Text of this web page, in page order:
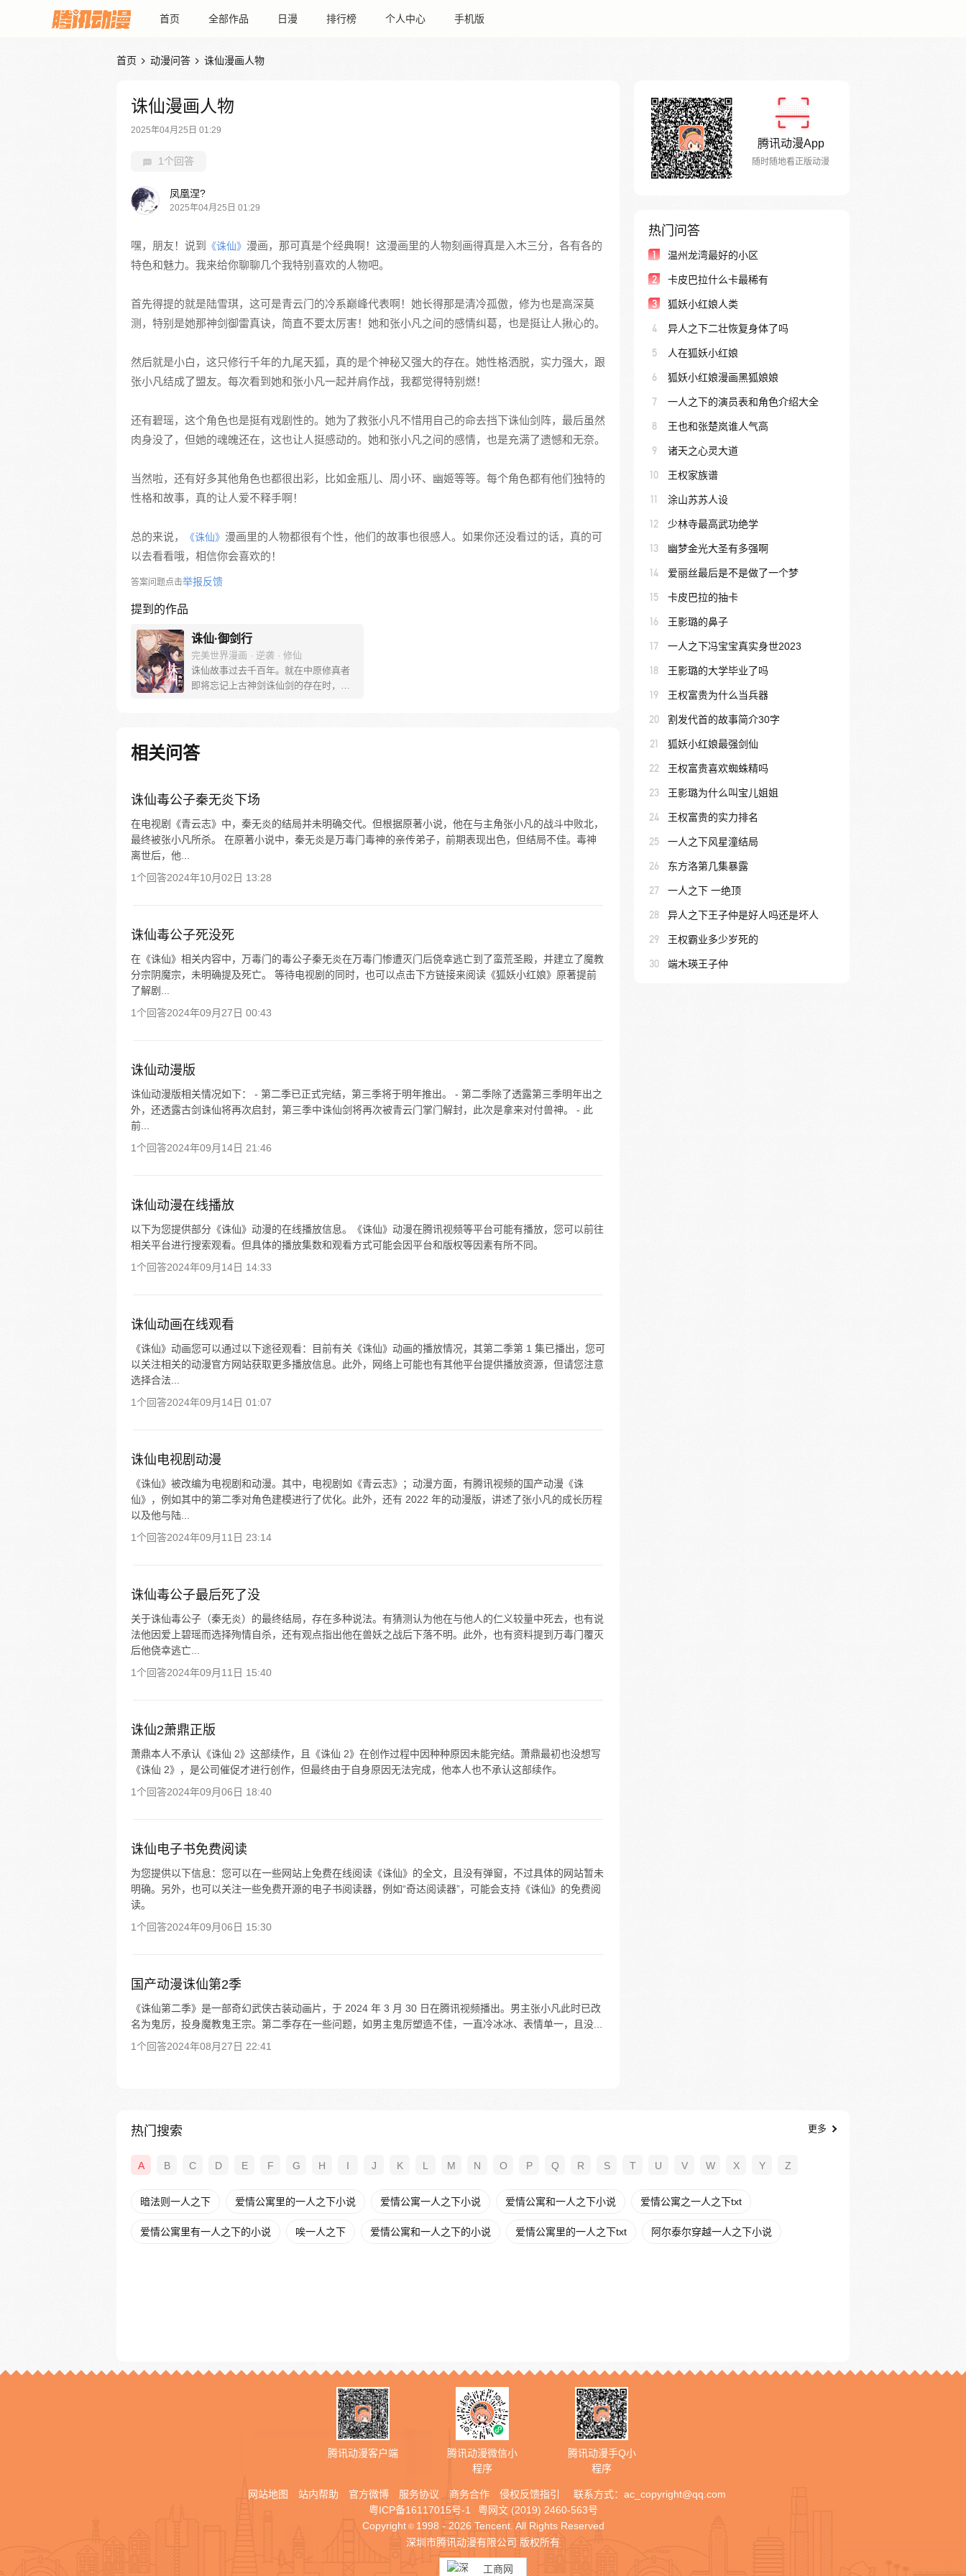
首页 全部作品 日漫 排行榜 个人中心 手机版
首页  动漫问答  诛仙漫画人物
诛仙漫画人物
2025年04月25日 01:29
1个回答
凤凰涅?
2025年04月25日 01:29
嘿，朋友！说到 《诛仙》 漫画，那可真是个经典啊！这漫画里的人物刻画得真是入木三分，各有各的
特色和魅力。我来给你聊聊几个我特别喜欢的人物吧。
首先得提的就是陆雪琪，这可是青云门的冷系巅峰代表啊！她长得那是清冷孤傲，修为也是高深莫
测，特别是她那神剑御雷真诀，简直不要太厉害！她和张小凡之间的感情纠葛，也是挺让人揪心的。
然后就是小白，这只修行千年的九尾天狐，真的是个神秘又强大的存在。她性格洒脱，实力强大，跟
张小凡结成了盟友。每次看到她和张小凡一起并肩作战，我都觉得特别燃！
还有碧瑶，这个角色也是挺有戏剧性的。她为了救张小凡不惜用自己的命去挡下诛仙剑阵，最后虽然
肉身没了，但她的魂魄还在，这也让人挺感动的。她和张小凡之间的感情，也是充满了遗憾和无奈。
当然啦，还有好多其他角色也都很出彩，比如金瓶儿、周小环、幽姬等等。每个角色都有他们独特的
性格和故事，真的让人爱不释手啊！
总的来说， 《诛仙》 漫画里的人物都很有个性，他们的故事也很感人。如果你还没看过的话，真的可
以去看看哦，相信你会喜欢的！
答案问题点击举报反馈
提到的作品
诛仙·御剑行
完美世界漫画 · 逆袭 · 修仙
诛仙故事过去千百年。就在中原修真者
即将忘记上古神剑诛仙剑的存在时，一
琰，怀揣着一块发着恶臭的腌泡菜石
斩棘之下，他结识了人生中两个重要的
伙伴，一身正气的端木弘，还有呆萌可
故事开始了……
相关问答
诛仙毒公子秦无炎下场
在电视剧《青云志》中，秦无炎的结局并未明确交代。但根据原著小说，他在与主角张小凡的战斗中败北，
最终被张小凡所杀。 在原著小说中，秦无炎是万毒门毒神的亲传弟子，前期表现出色，但结局不佳。毒神
离世后，他...
1个回答2024年10月02日 13:28
诛仙毒公子死没死
在《诛仙》相关内容中，万毒门的毒公子秦无炎在万毒门惨遭灭门后侥幸逃亡到了蛮荒圣殿，并建立了魔教
分宗阴魔宗，未明确提及死亡。 等待电视剧的同时，也可以点击下方链接来阅读《狐妖小红娘》原著提前
了解剧...
1个回答2024年09月27日 00:43
诛仙动漫版
诛仙动漫版相关情况如下： - 第二季已正式完结，第三季将于明年推出。 - 第二季除了透露第三季明年出之
外，还透露古剑诛仙将再次启封，第三季中诛仙剑将再次被青云门掌门解封，此次是拿来对付兽神。 - 此
前...
1个回答2024年09月14日 21:46
诛仙动漫在线播放
以下为您提供部分《诛仙》动漫的在线播放信息。《诛仙》动漫在腾讯视频等平台可能有播放，您可以前往
相关平台进行搜索观看。但具体的播放集数和观看方式可能会因平台和版权等因素有所不同。
1个回答2024年09月14日 14:33
诛仙动画在线观看
《诛仙》动画您可以通过以下途径观看：目前有关《诛仙》动画的播放情况，其第二季第 1 集已播出，您可
以关注相关的动漫官方网站获取更多播放信息。此外，网络上可能也有其他平台提供播放资源，但请您注意
选择合法...
1个回答2024年09月14日 01:07
诛仙电视剧动漫
《诛仙》被改编为电视剧和动漫。其中，电视剧如《青云志》；动漫方面，有腾讯视频的国产动漫《诛
仙》，例如其中的第二季对角色建模进行了优化。此外，还有 2022 年的动漫版，讲述了张小凡的成长历程
以及他与陆...
1个回答2024年09月11日 23:14
诛仙毒公子最后死了没
关于诛仙毒公子（秦无炎）的最终结局，存在多种说法。有猜测认为他在与他人的仁义较量中死去，也有说
法他因爱上碧瑶而选择殉情自杀，还有观点指出他在兽妖之战后下落不明。此外，也有资料提到万毒门覆灭
后他侥幸逃亡...
1个回答2024年09月11日 15:40
诛仙2萧鼎正版
萧鼎本人不承认《诛仙 2》这部续作，且《诛仙 2》在创作过程中因种种原因未能完结。萧鼎最初也没想写
《诛仙 2》，是公司催促才进行创作，但最终由于自身原因无法完成，他本人也不承认这部续作。
1个回答2024年09月06日 18:40
诛仙电子书免费阅读
为您提供以下信息：您可以在一些网站上免费在线阅读《诛仙》的全文，且没有弹窗，不过具体的网站暂未
明确。另外，也可以关注一些免费开源的电子书阅读器，例如“奇达阅读器”，可能会支持《诛仙》的免费阅
读。
1个回答2024年09月06日 15:30
国产动漫诛仙第2季
《诛仙第二季》是一部奇幻武侠古装动画片，于 2024 年 3 月 30 日在腾讯视频播出。男主张小凡此时已改
名为鬼厉，投身魔教鬼王宗。第二季存在一些问题，如男主鬼厉塑造不佳，一直冷冰冰、表情单一，且没...
1个回答2024年08月27日 22:41
腾讯动漫App
随时随地看正版动漫
热门问答
1 温州龙湾最好的小区
2 卡皮巴拉什么卡最稀有
3 狐妖小红娘人类
4 异人之下二壮恢复身体了吗
5 人在狐妖小红娘
6 狐妖小红娘漫画黑狐娘娘
7 一人之下的演员表和角色介绍大全
8 王也和张楚岚谁人气高
9 诸天之心灵大道
10 王权家族谱
11 涂山苏苏人设
12 少林寺最高武功绝学
13 幽梦金光大圣有多强啊
14 爱丽丝最后是不是做了一个梦
15 卡皮巴拉的抽卡
16 王影璐的鼻子
17 一人之下冯宝宝真实身世2023
18 王影璐的大学毕业了吗
19 王权富贵为什么当兵器
20 割发代首的故事简介30字
21 狐妖小红娘最强剑仙
22 王权富贵喜欢蜘蛛精吗
23 王影璐为什么叫宝儿姐姐
24 王权富贵的实力排名
25 一人之下风星潼结局
26 东方洛第几集暴露
27 一人之下 一绝顶
28 异人之下王子仲是好人吗还是坏人
29 王权霸业多少岁死的
30 端木瑛王子仲
热门搜索 更多
A B C D E F G H I J K L M N O P Q R S T U V W X Y Z
暗法则一人之下 爱情公寓里的一人之下小说 爱情公寓一人之下小说 爱情公寓和一人之下小说 爱情公寓之一人之下txt
爱情公寓里有一人之下的小说 唉一人之下 爱情公寓和一人之下的小说 爱情公寓里的一人之下txt 阿尔泰尔穿越一人之下小说
腾讯动漫客户端
腾讯动漫微信小
程序
腾讯动漫手Q小
程序
网站地图 站内帮助 官方微博 服务协议 商务合作 侵权反馈指引 联系方式： ac_copyright@qq.com
粤ICP备16117015号-1
粤网文 (2019) 2460-563号
Copyright © 1998 - 2026 Tencent. All Rights Reserved
深圳市腾讯动漫有限公司 版权所有
工商网